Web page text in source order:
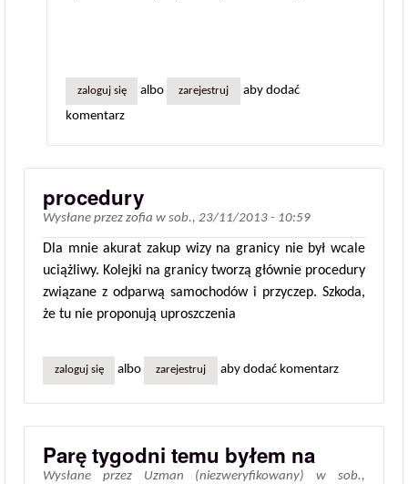
zaloguj się albo zarejestruj
aby dodać
komentarz
procedury
Wysłane przez zofia w sob., 23/11/2013 - 10:59
Dla mnie akurat zakup wizy na granicy nie był wcale
uciążliwy. Kolejki na granicy tworzą głównie procedury
związane z odparwą samochodów i przyczep. Szkoda,
że tu nie proponują uproszczenia
zaloguj się albo zarejestruj aby dodać komentarz
Parę tygodni temu byłem na
Wysłane przez Uzman (niezweryfikowany) wsob.,